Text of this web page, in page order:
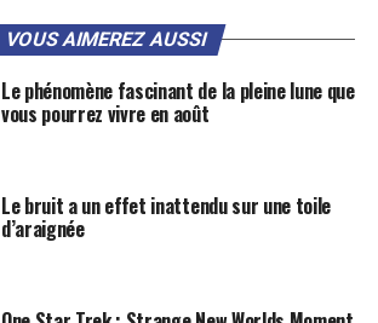
VOUS AIMEREZ AUSSI
Le phénomène fascinant de la pleine lune que
vous pourrez vivre en août
Le bruit a un effet inattendu sur une toile
d’araignée